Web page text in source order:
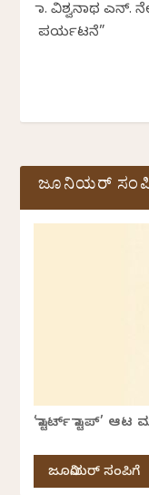
ಡಾ. ವಿಶ್ವನಾಥ ಎನ್.‌
ಪರ್ಯಟನೆ”
ಜೂನಿಯರ್
‘ಸ್ಟಾರ್ಟ್ ಸ್ಟಾಪ್’
ಜೂನಿಯರ್ ಸಂಪಿಗೆ